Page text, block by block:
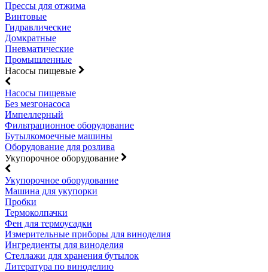
Прессы для отжима
Винтовые
Гидравлические
Домкратные
Пневматические
Промышленные
Насосы пищевые
Насосы пищевые
Без мезгонасоса
Импеллерный
Фильтрационное оборудование
Бутылкомоечные машины
Оборудование для розлива
Укупорочное оборудование
Укупорочное оборудование
Машина для укупорки
Пробки
Термоколпачки
Фен для термоусадки
Измерительные приборы для виноделия
Ингредиенты для виноделия
Стеллажи для хранения бутылок
Литература по виноделию